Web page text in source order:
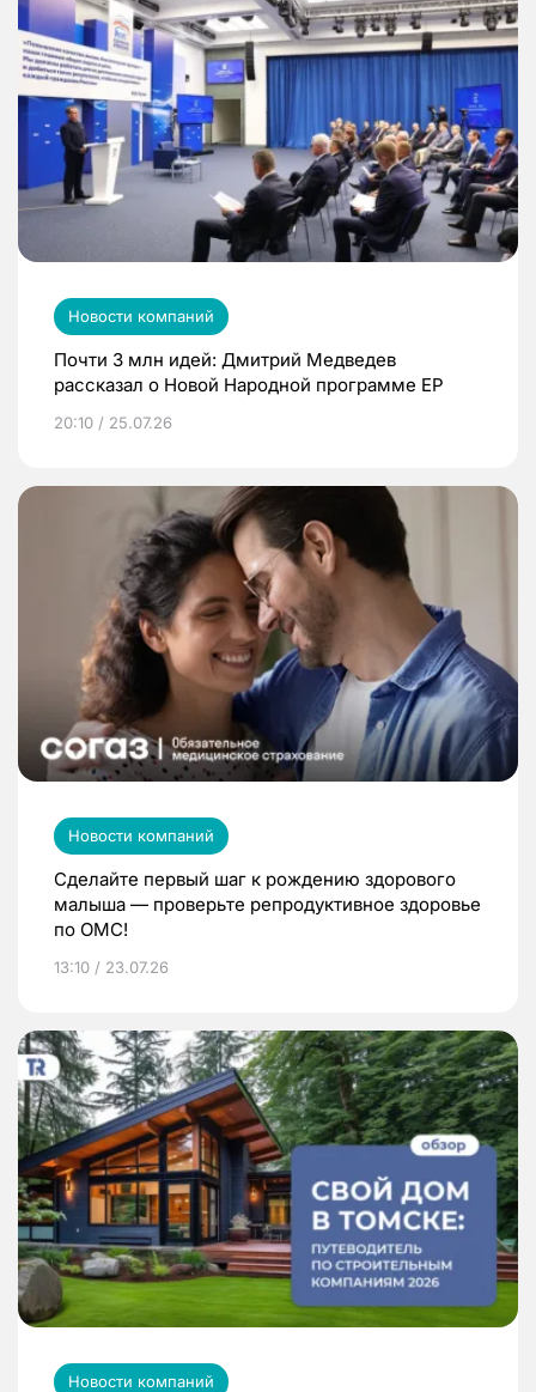
Новости компаний
Почти 3 млн идей: Дмитрий Медведев
рассказал о Новой Народной программе ЕР
20:10 / 25.07.26
Новости компаний
Сделайте первый шаг к рождению здорового
малыша — проверьте репродуктивное здоровье
по ОМС!
13:10 / 23.07.26
Новости компаний